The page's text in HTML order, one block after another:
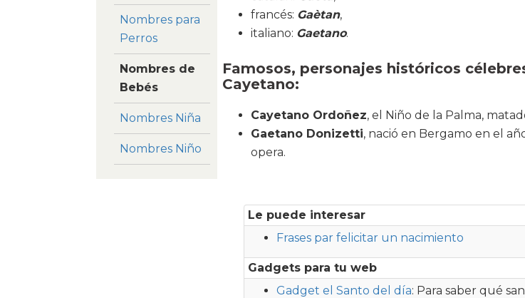
francés: Gaètan,
italiano: Gaetano.
Famosos, personajes históricos
Cayetano:
Cayetano Ordoñez, el Niño de la Palma,
Gaetano Donizetti, nació en Bergamo en el
opera.
Le puede interesar
Frases par felicitar un nacimiento
Gadgets para tu web
Gadget el Santo del día: Para saber qué
Nombres para
Perros
Nombres de
Bebés
Nombres Niña
Nombres Niño